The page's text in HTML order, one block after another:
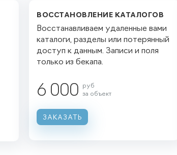
ВОССТАНОВЛЕНИЕ КАТАЛОГОВ
Восстанавливаем удаленные вами
каталоги, разделы или потерянный
доступ к данным. Записи и поля
только из бекапа.
6 000
руб
за объект
ЗАКАЗАТЬ